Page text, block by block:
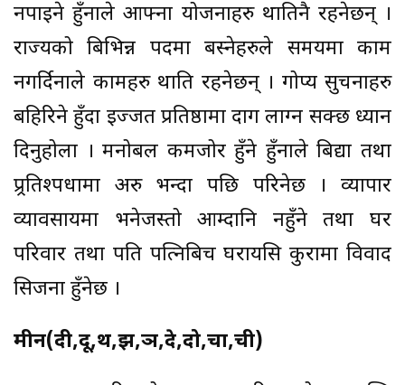
नपाईने हुँनाले आफ्ना योजनाहरु थातिनै रहनेछन् ।
राज्यको बिभिन्न पदमा बस्नेहरुले समयमा काम
नगर्दिनाले कामहरु थाति रहनेछन् । गोप्य सुचनाहरु
बहिरिने हुँदा ईज्जत प्रतिष्ठामा दाग लाग्न सक्छ ध्यान
दिनुहोला । मनोबल कमजोर हुँने हुँनाले बिद्या तथा
प्र्रतिश्पर्धामा अरु भन्दा पछि परिनेछ । व्यापार
व्यावसायमा भनेजस्तो आम्दानि नहुँने तथा घर
परिवार तथा पति पत्निबिच घरायसि कुरामा विवाद
सिर्जना हुँनेछ ।
मीन(दी,दू,थ,झ,ञ,दे,दो,चा,ची)